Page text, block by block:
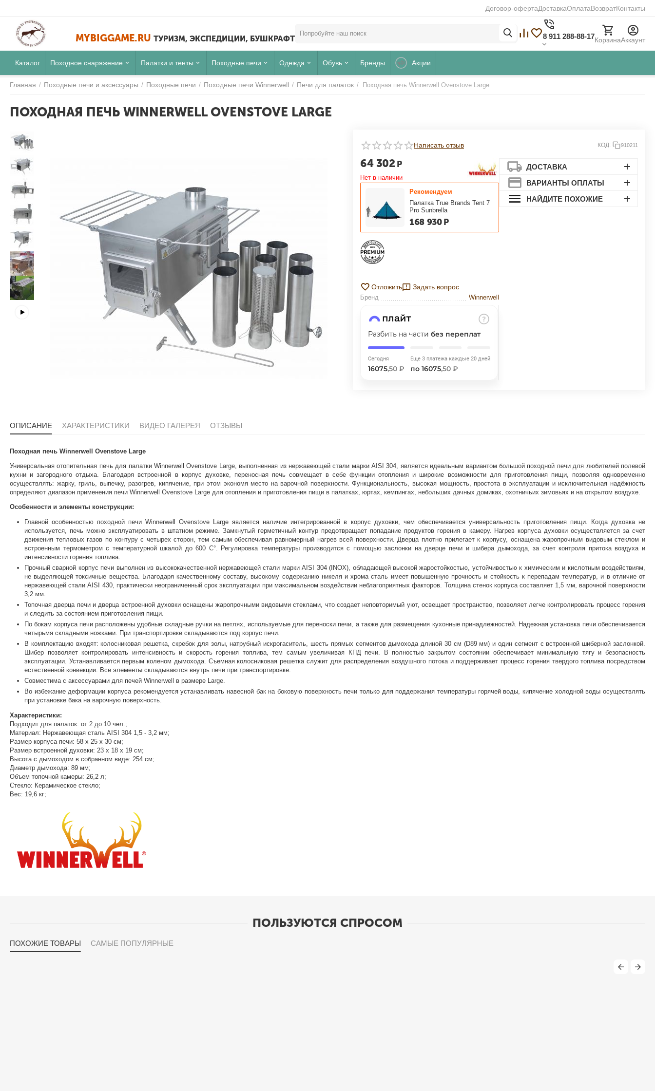
Договор-офертаДоставкаОплатаВозвратКонтакты
MYBIGGAME.RU ТУРИЗМ, ЭКСПЕДИЦИИ, БУШКРАФТ 8 911 288-88-17КорзинаАккаунт
Каталог Походное снаряжение Палатки и тенты Походные печи Одежда Обувь Бренды Акции
Главная / Походные печи и аксессуары / Походные печи / Походные печи Winnerwell / Печи для палаток / Походная печь Winnerwell Ovenstove Large
ПОХОДНАЯ ПЕЧЬ WINNERWELL OVENSTOVE LARGE
Написать отзыв КОД: 910211
64 302 Р
Нет в наличии
Рекомендуем
Палатка True Brands Tent 7
Pro Sunbrella
168 930 Р
Отложить Задать вопрос
Бренд Winnerwell
ДОСТАВКА
ВАРИАНТЫ ОПЛАТЫ
НАЙДИТЕ ПОХОЖИЕ
Разбить на части без переплат
Сегодня
16075,50 ₽
Еще 3 платежа каждые 20 дней
по 16075,50 ₽
НА ЧАСТИ
ГРАФИК ПЛАТЕЖЕЙ
Сегодня
25%
Добавляйте товарыв корзину
Оплачивайте сегодня только
с вашей картыпо25%каждые 2 недели
Подробнееоб оплате Плайтом
25
раз в 2
недели
Остались вопросы?
8 800 302-02-51
plait.ru
ОПИСАНИЕ ХАРАКТЕРИСТИКИ ВИДЕО ГАЛЕРЕЯ ОТЗЫВЫ
Походная печь Winnerwell Ovenstove Large
Универсальная отопительная печь для палатки Winnerwell Ovenstove Large, выполненная из нержавеющей стали марки AISI 304, является идеальным вариантом большой походной печи для любителей полевой
кухни и загородного отдыха. Благодаря встроенной в корпус духовке, переносная печь совмещает в себе функции отопления и широкие возможности для приготовления пищи, позволяя одновременно
осуществлять: жарку, гриль, выпечку, разогрев, кипячение, при этом экономя место на варочной поверхности. Функциональность, высокая мощность, простота в эксплуатации и исключительная надёжность
определяют диапазон применения печи Winnerwell Ovenstove Large для отопления и приготовления пищи в палатках, юртах, кемпингах, небольших дачных домиках, охотничьих зимовьях и на открытом воздухе.
Особенности и элементы конструкции:
Главной особенностью походной печи Winnerwell Ovenstove Large является наличие интегрированной в корпус духовки, чем обеспечивается универсальность приготовления пищи. Когда духовка не
используется, печь можно эксплуатировать в штатном режиме. Замкнутый герметичный контур предотвращает попадание продуктов горения в камеру. Нагрев корпуса духовки осуществляется за счет
движения тепловых газов по контуру с четырех сторон, тем самым обеспечивая равномерный нагрев всей поверхности. Дверца плотно прилегает к корпусу, оснащена жаропрочным видовым стеклом и
встроенным термометром с температурной шкалой до 600 С°. Регулировка температуры производится с помощью заслонки на дверце печи и шибера дымохода, за счет контроля притока воздуха и
интенсивности горения топлива.
Прочный сварной корпус печи выполнен из высококачественной нержавеющей стали марки AISI 304 (INOX), обладающей высокой жаростойкостью, устойчивостью к химическим и кислотным воздействиям,
не выделяющей токсичные вещества. Благодаря качественному составу, высокому содержанию никеля и хрома сталь имеет повышенную прочность и стойкость к перепадам температур, и в отличие от
нержавеющей стали AISI 430, практически неограниченный срок эксплуатации при максимальном воздействии неблагоприятных факторов. Толщина стенок корпуса составляет 1,5 мм, варочной поверхности
3,2 мм.
Топочная дверца печи и дверца встроенной духовки оснащены жаропрочными видовыми стеклами, что создает неповторимый уют, освещает пространство, позволяет легче контролировать процесс горения
и следить за состоянием приготовления пищи.
По бокам корпуса печи расположены удобные складные ручки на петлях, используемые для переноски печи, а также для размещения кухонные принадлежностей. Надежная установка печи обеспечивается
четырьмя складными ножками. При транспортировке складываются под корпус печи.
В комплектацию входят: колосниковая решетка, скребок для золы, натрубный искрогаситель, шесть прямых сегментов дымохода длиной 30 см (D89 мм) и один сегмент с встроенной шиберной заслонкой.
Шибер позволяет контролировать интенсивность и скорость горения топлива, тем самым увеличивая КПД печи. В полностью закрытом состоянии обеспечивает минимальную тягу и безопасность
эксплуатации. Устанавливается первым коленом дымохода. Съемная колосниковая решетка служит для распределения воздушного потока и поддерживает процесс горения твердого топлива посредством
естественной конвекции. Все элементы складываются внутрь печи при транспортировке.
Совместима с аксессуарами для печей Winnerwell в размере Large.
Во избежание деформации корпуса рекомендуется устанавливать навесной бак на боковую поверхность печи только для поддержания температуры горячей воды, кипячение холодной воды осуществлять
при установке бака на варочную поверхность.
Характеристики:
Подходит для палаток: от 2 до 10 чел.;
Материал: Нержавеющая сталь AISI 304 1,5 - 3,2 мм;
Размер корпуса печи: 58 x 25 x 30 cм;
Размер встроенной духовки: 23 x 18 x 19 см;
Высота с дымоходом в собранном виде: 254 см;
Диаметр дымохода: 89 мм;
Объем топочной камеры: 26,2 л;
Стекло: Керамическое стекло;
Вес: 19,6 кг;
ПОЛЬЗУЮТСЯ СПРОСОМ
ПОХОЖИЕ ТОВАРЫ САМЫЕ ПОПУЛЯРНЫЕ